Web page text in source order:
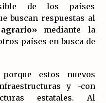
de los países
buscan respuestas al
mediante la
países en busca de
estos nuevos
y -con
estatales. Al